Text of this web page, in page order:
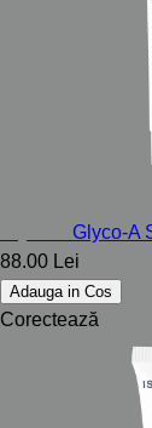
Glyco-A
88.00 Lei
Adauga in Cos
Corectează